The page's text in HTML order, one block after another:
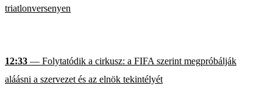
triatlonversenyen
12:33 — Folytatódik a cirkusz: a FIFA szerint megpróbálják
aláásni a szervezet és az elnök tekintélyét